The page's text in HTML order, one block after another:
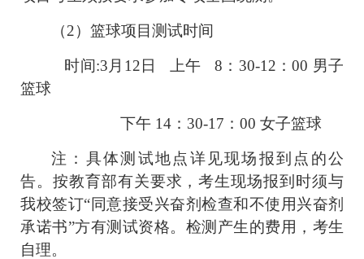
（2）篮球项目测试时间
时间:3 月 12 日 上午 8 ： 30-12 ：00 男子
篮球
下午 14 ： 30-17 ： 00 女子篮球
注：具体测试地点详见现场报到点的公
告。按教育部有关要求，考生现场报到时须与
我校签订“同意接受兴奋剂检查和不使用兴奋剂
承诺书”方有测试资格。检测产生的费用，考生
自理。